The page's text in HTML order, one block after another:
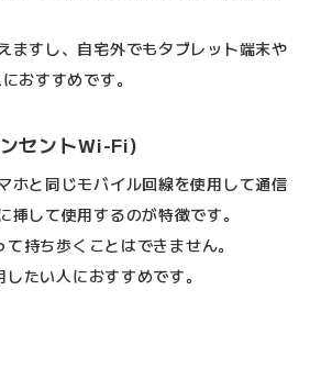
ますし、自宅外でもタブレット端末や
おすすめです。
セントWi-Fi)
ホと同じモバイル回線を使用して通信
挿して使用するのが特徴です。
持ち歩くことはできません。
たい人におすすめです。